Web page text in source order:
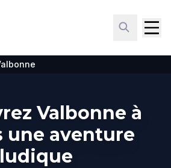
Valbonne à
une aventure
ludique